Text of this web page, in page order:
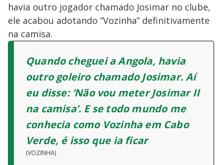
havia outro jogador chamado Josimar no clube,
ele acabou adotando “Vozinha” definitivamente
na camisa.
Quando cheguei a Angola, havia
outro goleiro chamado Josimar. Aí
eu disse: ‘Não vou meter Josimar II
na camisa’. E se todo mundo me
conhecia como Vozinha em Cabo
Verde, é isso que ia ficar
(VOZINHA)